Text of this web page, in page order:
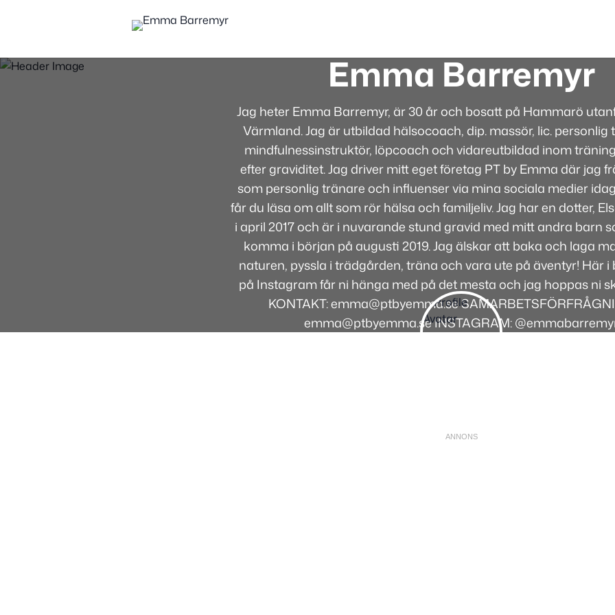
Emma Barremyr
Jag heter Emma Barremyr, är 30 år och bosatt på Hammarö
Värmland. Jag är utbildad hälsocoach, dip. massör, lic. personlig
mindfulnessinstruktör, löpcoach och vidareutbildad inom
efter graviditet. Jag driver mitt eget företag PT by Emma där jag
som personlig tränare och influenser via mina sociala medier
får du läsa om allt som rör hälsa och familjeliv. Jag har en dotter,
i april 2017 och är i nuvarande stund gravid med mitt andra barn
komma i början på augusti 2019. Jag älskar att baka och laga
naturen, pyssla i trädgården, träna och vara ute på äventyr! Här i
på Instagram får ni hänga med på det mesta och jag hoppas ni
KONTAKT: emma@ptbyemma.se
emma@ptbyemma.se INSTAGRAM: